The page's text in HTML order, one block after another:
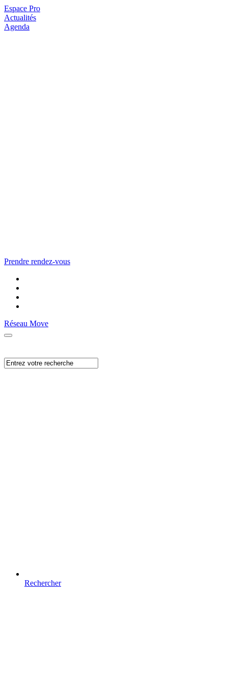
Espace Pro
Actualités
Agenda
Prendre rendez-vous
Réseau Move
Rechercher